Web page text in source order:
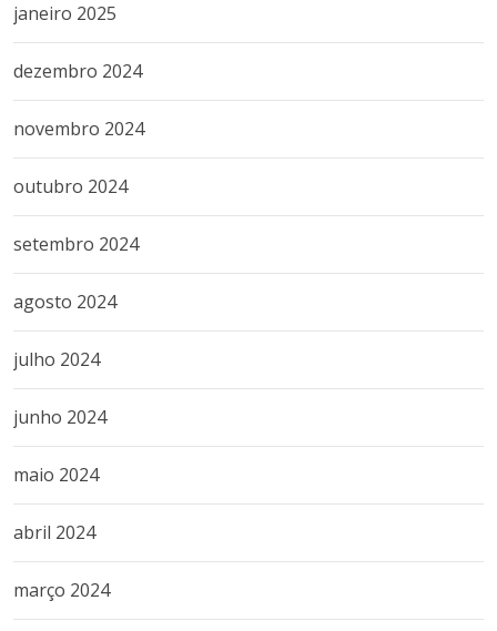
janeiro 2025
dezembro 2024
novembro 2024
outubro 2024
setembro 2024
agosto 2024
julho 2024
junho 2024
maio 2024
abril 2024
março 2024